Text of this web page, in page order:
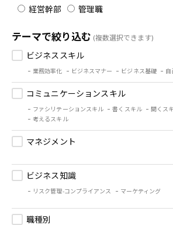
経営幹部
管理職
テーマで絞り込む (複数選択できます)
ビジネススキル
業務効率化 ビジネスマナー ビジネス基礎 自
コミュニケーションスキル
ファシリテーションスキル 書くスキル 聞くス
考えるスキル
マネジメント
ビジネス知識
リスク管理-コンプライアンス マーケティング
職種別